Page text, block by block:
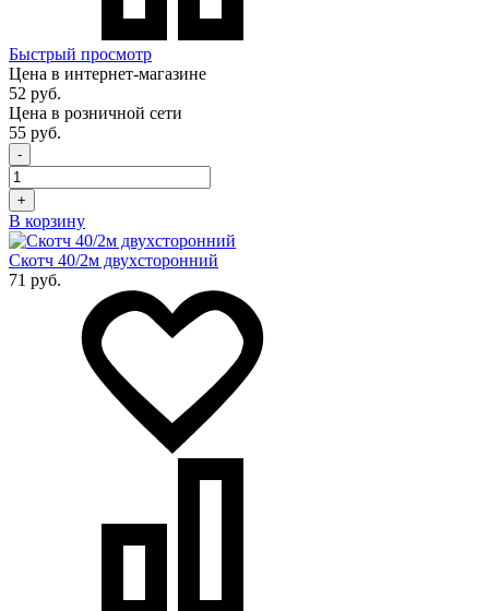
Быстрый просмотр
Цена в интернет-магазине
52 руб.
Цена в розничной сети
55 руб.
-
+
В корзину
Скотч 40/2м двухсторонний
71 руб.